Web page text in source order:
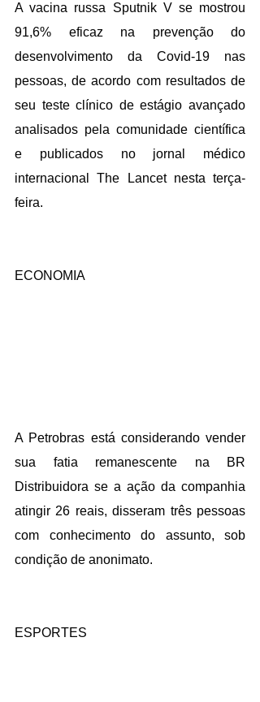
A vacina russa Sputnik V se mostrou
91,6% eficaz na prevenção do
desenvolvimento da Covid-19 nas
pessoas, de acordo com resultados de
seu teste clínico de estágio avançado
analisados pela comunidade científica
e publicados no jornal médico
internacional The Lancet nesta terça-
feira.
ECONOMIA
A Petrobras está considerando vender
sua fatia remanescente na BR
Distribuidora se a ação da companhia
atingir 26 reais, disseram três pessoas
com conhecimento do assunto, sob
condição de anonimato.
ESPORTES